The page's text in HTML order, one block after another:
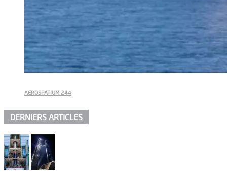
AEROSPATIUM 244
DERNIERS ARTICLES